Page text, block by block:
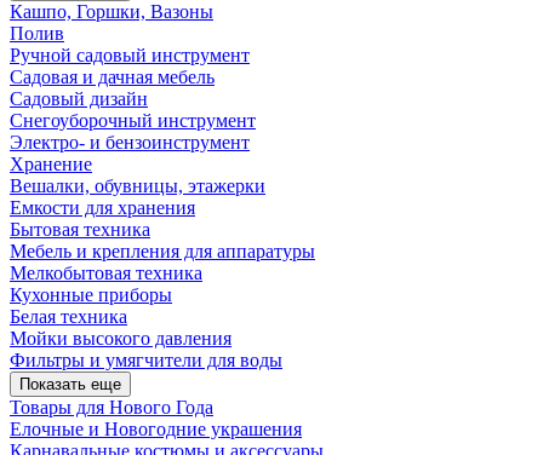
Кашпо, Горшки, Вазоны
Полив
Ручной садовый инструмент
Садовая и дачная мебель
Садовый дизайн
Снегоуборочный инструмент
Электро- и бензоинструмент
Хранение
Вешалки, обувницы, этажерки
Емкости для хранения
Бытовая техника
Мебель и крепления для аппаратуры
Мелкобытовая техника
Кухонные приборы
Белая техника
Мойки высокого давления
Фильтры и умягчители для воды
Показать еще
Товары для Нового Года
Елочные и Новогодние украшения
Карнавальные костюмы и аксессуары